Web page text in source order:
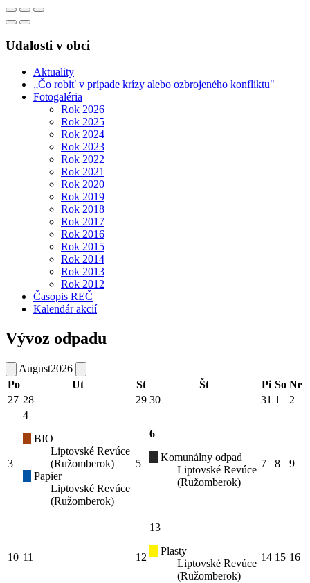
Udalosti v obci
Aktuality
„Čo robiť v prípade krízy alebo ozbrojeného konfliktu"
Fotogaléria
Rok 2026
Rok 2025
Rok 2024
Rok 2023
Rok 2022
Rok 2021
Rok 2020
Rok 2019
Rok 2018
Rok 2017
Rok 2016
Rok 2015
Rok 2014
Rok 2013
Rok 2012
Časopis REČ
Kalendár akcií
Vývoz odpadu
August2026
Po
Ut St Št Pi So Ne
27 28 29 30 31 1 2
3
4
BIO
Liptovské Revúce
(Ružomberok)
Papier
Liptovské Revúce
(Ružomberok)
5
6
Komunálny odpad
Liptovské Revúce
(Ružomberok)
7 8 9
10 11 12
13
Plasty
Liptovské Revúce
(Ružomberok)
14 15 16